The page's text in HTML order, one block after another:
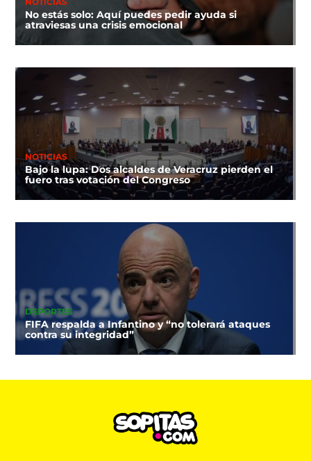
No estás solo: Aquí puedes pedir ayuda si
atraviesas una crisis emocional
NOTICIAS
Bajo la lupa: Dos alcaldes de Veracruz pierden el
fuero tras votación del Congreso
DEPORTES
FIFA respalda a Infantino y “no tolerará ataques
contra su integridad”